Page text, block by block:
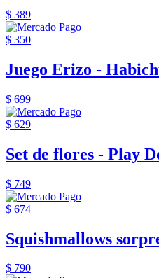
$ 389
$ 350
Juego Erizo -
$ 699
$ 629
Set de flores - Play
$ 749
$ 674
Squishmallows
$ 790